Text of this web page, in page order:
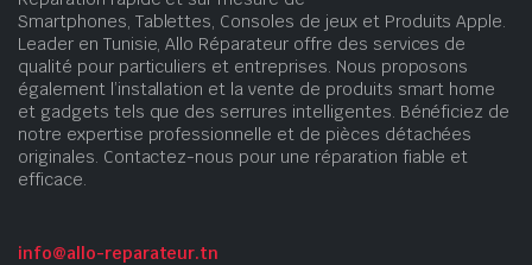
Smartphones, Tablettes, Consoles de jeux et Produits Apple.
Leader en Tunisie, Allo Réparateur offre des services de
qualité pour particuliers et entreprises. Nous proposons
également l’installation et la vente de produits smart home
et gadgets tels que des serrures intelligentes. Bénéficiez de
notre expertise professionnelle et de pièces détachées
originales. Contactez-nous pour une réparation fiable et
efficace.
info@allo-reparateur.tn